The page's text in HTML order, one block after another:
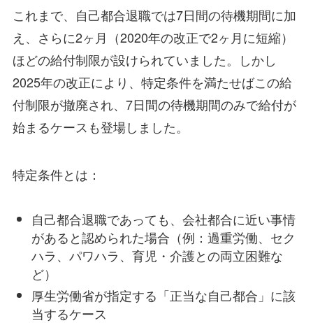
これまで、自己都合退職では7日間の待機期間に加
え、さらに2ヶ月（2020年の改正で2ヶ月に短縮）
ほどの給付制限が設けられていました。しかし
2025年の改正により、特定条件を満たせばこの給
付制限が撤廃され、7日間の待機期間のみで給付が
始まるケースも登場しました。
特定条件とは：
自己都合退職であっても、会社都合に近い事情
があると認められた場合（例：過重労働、セク
ハラ、パワハラ、育児・介護との両立困難な
ど）
厚生労働省が指定する「正当な自己都合」に該
当するケース